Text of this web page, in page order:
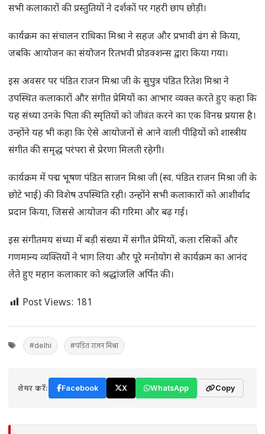
सभी कलाकारों की प्रस्तुतियों ने दर्शकों पर गहरी छाप छोड़ी।
कार्यक्रम का संचालन राधिका मिश्रा ने सहज और प्रभावी ढंग से किया,
जबकि आयोजन का संयोजन रितभवी प्रोडक्शन्स द्वारा किया गया।
इस अवसर पर पंडित राजन मिश्रा जी के सुपुत्र पंडित रितेश मिश्रा ने
उपस्थित कलाकारों और संगीत प्रेमियों का आभार व्यक्त करते हुए कहा कि
यह संध्या उनके पिता की स्मृतियों को जीवंत करने का एक विनम्र प्रयास है।
उन्होंने यह भी कहा कि ऐसे आयोजनों से आने वाली पीढ़ियों को शास्त्रीय
संगीत की समृद्ध परंपरा से प्रेरणा मिलती रहेगी।
कार्यक्रम में पद्म भूषण पंडित साजन मिश्रा जी (स्व. पंडित राजन मिश्रा जी के
छोटे भाई) की विशेष उपस्थिति रही। उन्होंने सभी कलाकारों को आशीर्वाद
प्रदान किया, जिससे आयोजन की गरिमा और बढ़ गई।
इस संगीतमय संध्या में बड़ी संख्या में संगीत प्रेमियों, कला रसिकों और
गणमान्य व्यक्तियों ने भाग लिया और पूरे मनोयोग से कार्यक्रम का आनंद
लेते हुए महान कलाकार को श्रद्धांजलि अर्पित की।
Post Views: 181
#delhi #पंडित राजन मिश्रा
शेयर करें: Facebook X WhatsApp Copy